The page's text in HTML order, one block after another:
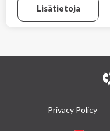
Lisätietoja
Privacy Policy